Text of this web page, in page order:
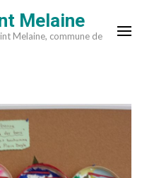
Melaine
Melaine, commune de